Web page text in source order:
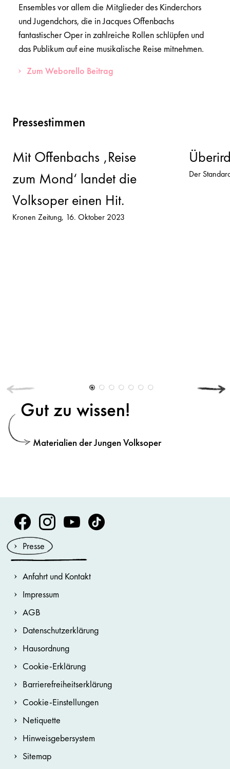
Ensembles vor allem die Mitglieder des Kinderchors
und Jugendchors, die in Jacques Offenbachs
fantastischer Oper in zahlreiche Rollen schlüpfen und
das Publikum auf eine musikalische Reise mitnehmen.
Zum Weborello Beitrag
Pressestimmen
Mit Offenbachs ‚Reise
zum Mond‘ landet die
Volksoper einen Hit.
Kronen Zeitung 16. Oktober 2023
Der
Gut zu wissen!
Materialien der Jungen Volksoper
Volksoper Facebook
Volksoper Instagram
Volksoper Youtube
Volksoper TikTok
Presse
Anfahrt und Kontakt
Impressum
AGB
Datenschutzerklärung
Hausordnung
Cookie-Erklärung
Barrierefreiheitserklärung
Cookie-Einstellungen
Netiquette
Hinweisgebersystem
Sitemap